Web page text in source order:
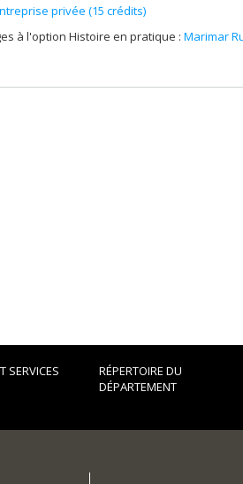
privée (15 crédits)
à l'option Histoire en pratique : Marimar
SERVICES
RÉPERTOIRE DU
DÉPARTEMENT